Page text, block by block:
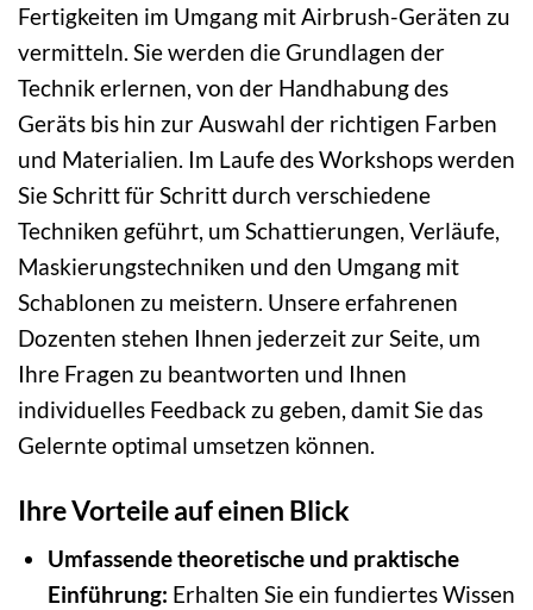
Fertigkeiten im Umgang mit Airbrush-Geräten zu
vermitteln. Sie werden die Grundlagen der
Technik erlernen, von der Handhabung des
Geräts bis hin zur Auswahl der richtigen Farben
und Materialien. Im Laufe des Workshops werden
Sie Schritt für Schritt durch verschiedene
Techniken geführt, um Schattierungen, Verläufe,
Maskierungstechniken und den Umgang mit
Schablonen zu meistern. Unsere erfahrenen
Dozenten stehen Ihnen jederzeit zur Seite, um
Ihre Fragen zu beantworten und Ihnen
individuelles Feedback zu geben, damit Sie das
Gelernte optimal umsetzen können.
Ihre Vorteile auf einen Blick
Umfassende theoretische und praktische
Einführung: Erhalten Sie ein fundiertes Wissen